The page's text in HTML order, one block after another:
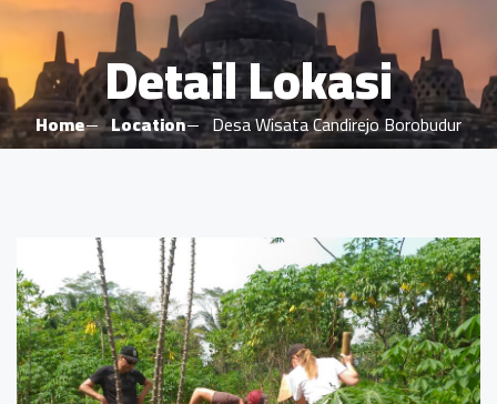
Detail Lokasi
Home Location Desa Wisata Candirejo Borobudur